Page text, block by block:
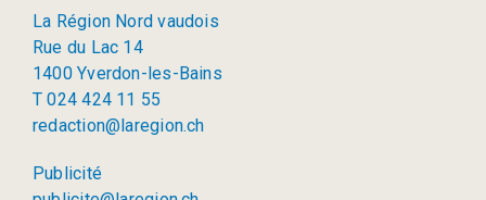
La Région Nord vaudois
Rue du Lac 14
1400 Yverdon-les-Bains
T 024 424 11 55
redaction@laregion.ch
Publicité